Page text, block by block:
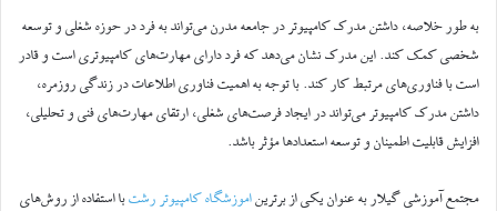
به طور خلاصه، داشتن مدرک کامپیوتر در جامعه مدرن می‌تواند به فرد در حوزه شغلی و توسعه
شخصی کمک کند. این مدرک نشان می‌دهد که فرد دارای مهارت‌های کامپیوتری است و قادر
است با فناوری‌های مرتبط کار کند. با توجه به اهمیت فناوری اطلاعات در زندگی روزمره،
داشتن مدرک کامپیوتر می‌تواند در ایجاد فرصت‌های شغلی، ارتقای مهارت‌های فنی و تحلیلی،
افزایش قابلیت اطمینان و توسعه استعدادها مؤثر باشد.
مجتمع آموزشی گیلار به عنوان یکی از برتریناموزشگاه کامپیوتر رشتبا استفاده از روش‌های